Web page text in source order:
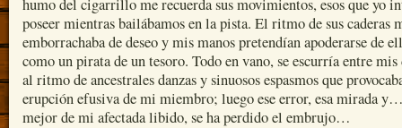
humo del cigarrillo me recuerda sus movimientos, esos que yo
poseer mientras bailábamos en la pista. El ritmo de sus caderas
emborrachaba de deseo y mis manos pretendían apoderarse de
como un pirata de un tesoro. Todo en vano, se escurría entre mis
al ritmo de ancestrales danzas y sinuosos espasmos que
erupción efusiva de mi miembro; luego ese error, esa mirada
mejor de mi afectada libido, se ha perdido el embrujo…